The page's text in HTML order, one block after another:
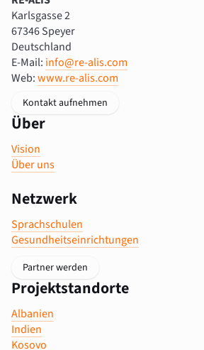
Karlsgasse 2
67346 Speyer
Deutschland
E-Mail: info@re-alis.com
Web:www.re-alis.com
Kontakt aufnehmen
Über
Vision
Über uns
Netzwerk
Sprachschulen
Gesundheitseinrichtungen
Partner werden
Projektstandorte
Albanien
Indien
Kosovo